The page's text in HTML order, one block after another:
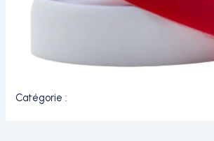
Catégorie :